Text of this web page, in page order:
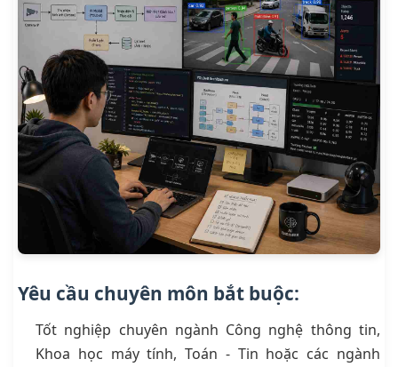
Yêu cầu chuyên môn bắt buộc:
Tốt nghiệp chuyên ngành Công nghệ thông tin,
Khoa học máy tính, Toán - Tin hoặc các ngành